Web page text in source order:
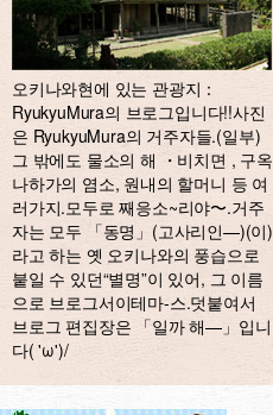
오키나와현에 있는 관광지：
RyukyuMura의 브로그입니다!!사진
은 RyukyuMura의 거주자들.(일부)
그 밖에도 물소의 해 ・비치면 , 구옥
나하가의 염소, 원내의 할머니 등 여
러가지.모두로 째응소~리야〜.거주
자는 모두 「동명」(고사리인—)(이)
라고 하는 옛 오키나와의 풍습으로
붙일 수 있던“별명”이 있어, 그 이름
으로 브로그서이테마-스.덧붙여서
브로그 편집장은 「일까 해—」입니
다( 'ω')/